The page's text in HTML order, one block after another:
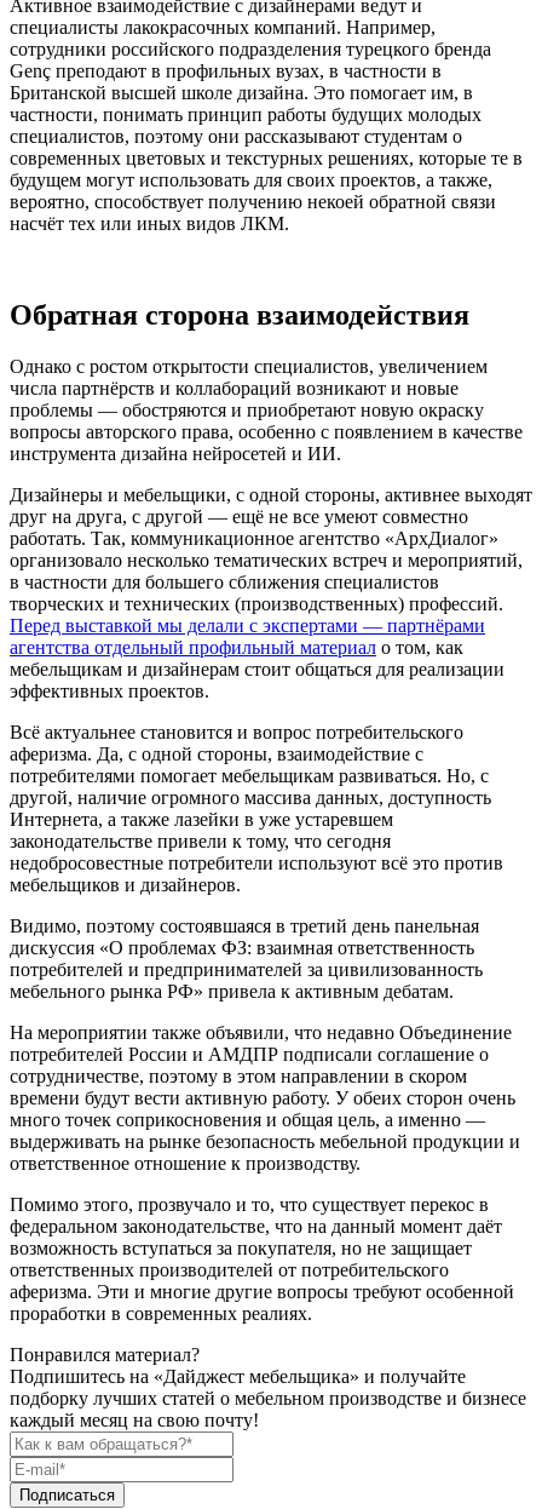
Активное взаимодействие с дизайнерами ведут и
специалисты лакокрасочных компаний. Например,
сотрудники российского подразделения турецкого бренда
Genç преподают в профильных вузах, в частности в
Британской высшей школе дизайна. Это помогает им, в
частности, понимать принцип работы будущих молодых
специалистов, поэтому они рассказывают студентам о
современных цветовых и текстурных решениях, которые те в
будущем могут использовать для своих проектов, а также,
вероятно, способствует получению некоей обратной связи
насчёт тех или иных видов ЛКМ.
Обратная сторона взаимодействия
Однако с ростом открытости специалистов, увеличением
числа партнёрств и коллабораций возникают и новые
проблемы — обостряются и приобретают новую окраску
вопросы авторского права, особенно с появлением в качестве
инструмента дизайна нейросетей и ИИ.
Дизайнеры и мебельщики, с одной стороны, активнее выходят
друг на друга, с другой — ещё не все умеют совместно
работать. Так, коммуникационное агентство «АрхДиалог»
организовало несколько тематических встреч и мероприятий,
в частности для большего сближения специалистов
творческих и технических (производственных) профессий.
Перед выставкой мы делали с экспертами — партнёрами
агентства отдельный профильный материал о том, как
мебельщикам и дизайнерам стоит общаться для реализации
эффективных проектов.
Всё актуальнее становится и вопрос потребительского
аферизма. Да, с одной стороны, взаимодействие с
потребителями помогает мебельщикам развиваться. Но, с
другой, наличие огромного массива данных, доступность
Интернета, а также лазейки в уже устаревшем
законодательстве привели к тому, что сегодня
недобросовестные потребители используют всё это против
мебельщиков и дизайнеров.
Видимо, поэтому состоявшаяся в третий день панельная
дискуссия «О проблемах ФЗ: взаимная ответственность
потребителей и предпринимателей за цивилизованность
мебельного рынка РФ» привела к активным дебатам.
На мероприятии также объявили, что недавно Объединение
потребителей России и АМДПР подписали соглашение о
сотрудничестве, поэтому в этом направлении в скором
времени будут вести активную работу. У обеих сторон очень
много точек соприкосновения и общая цель, а именно —
выдерживать на рынке безопасность мебельной продукции и
ответственное отношение к производству.
Помимо этого, прозвучало и то, что существует перекос в
федеральном законодательстве, что на данный момент даёт
возможность вступаться за покупателя, но не защищает
ответственных производителей от потребительского
аферизма. Эти и многие другие вопросы требуют особенной
проработки в современных реалиях.
Понравился материал?
Подпишитесь на «Дайджест мебельщика» и получайте
подборку лучших статей о мебельном производстве и бизнесе
каждый месяц на свою почту!
Подписаться